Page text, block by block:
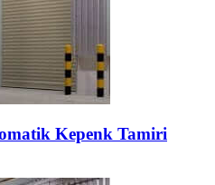
Kepenk Tamiri